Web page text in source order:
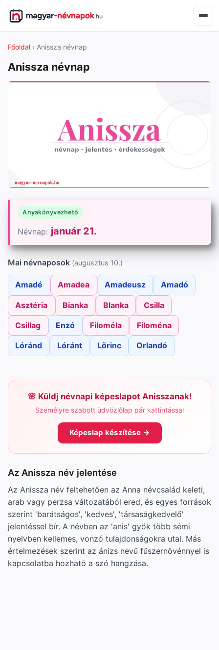
Főoldal › Anissza névnap
Anissza névnap
Anyakönyvezhető
Névnap: január 21.
Mai névnaposok (augusztus 10.)
Amadé Amadea Amadeusz Amadó
Asztéria Bianka Blanka Csilla
Csillag Enzó Filoméla Filoména
Lóránd Lóránt Lõrinc Orlandó
Küldj névnapi képeslapot Anisszanak!
Személyre szabott üdvözlőlap pár kattintással
Képeslap készítése →
Az Anissza név jelentése
Az Anissza név feltehetően az Anna névcsalád keleti,
arab vagy perzsa változatából ered, és egyes források
szerint 'barátságos', 'kedves', 'társaságkedvelő'
jelentéssel bír. A névben az 'anis' gyök több sémi
nyelvben kellemes, vonzó tulajdonságokra utal. Más
értelmezések szerint az ánizs nevű fűszernövénnyel is
kapcsolatba hozható a szó hangzása.